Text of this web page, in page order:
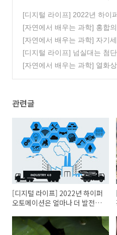
[디지털 라이프] 2022년 하이
얼마나 더 발전해 있을까!?
(0)
[자연에서 배우는 과학] 홍합의
효과
(0)
[자연에서 배우는 과학] 자기세
꽃
(0)
[디지털 라이프] 넘실대는 첨단
술과 음파의 만남
(0)
[자연에서 배우는 과학] 열화상
관련글
[디지털 라이프] 2022년 하이퍼
오토메이션은 얼마나 더 발전해